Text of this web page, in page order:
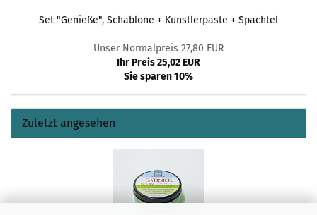
Set "Genieße", Schablone + Künstlerpaste + Spachtel
Unser Normalpreis 27,80 EUR
Ihr Preis 25,02 EUR
Sie sparen 10%
Zuletzt angesehen